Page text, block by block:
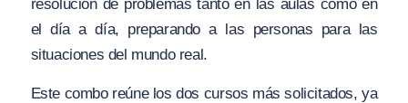
resolución de problemas tanto en las aulas como en
el día a día, preparando a las personas para las
situaciones del mundo real.
Este combo reúne los dos cursos más solicitados, ya